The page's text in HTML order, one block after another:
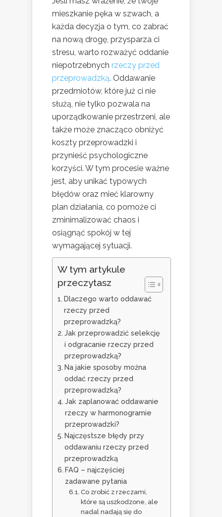
mieszkanie pęka w szwach, a
każda decyzja o tym, co zabrać
na nową drogę, przysparza ci
stresu, warto rozważyć oddanie
niepotrzebnych rzeczy przed
przeprowadzką. Oddawanie
przedmiotów, które już ci nie
służą, nie tylko pozwala na
uporządkowanie przestrzeni, ale
także może znacząco obniżyć
koszty przeprowadzki i
przynieść psychologiczne
korzyści. W tym procesie ważne
jest, aby unikać typowych
błędów oraz mieć klarowny
plan działania, co pomoże ci
zminimalizować chaos i
osiągnąć spokój w tej
wymagającej sytuacji.
W tym artykule
przeczytasz
Dlaczego warto oddawać
rzeczy przed
przeprowadzką?
Jak przeprowadzić selekcję
i odgracanie rzeczy przed
przeprowadzką?
Na jakie sposoby można
oddać rzeczy przed
przeprowadzką?
Jak zaplanować oddawanie
rzeczy w harmonogramie
przeprowadzki?
Najczęstsze błędy przy
oddawaniu rzeczy przed
przeprowadzką
FAQ – najczęściej
zadawane pytania
Co zrobić z rzeczami,
które są uszkodzone, ale
nadal nadają się do